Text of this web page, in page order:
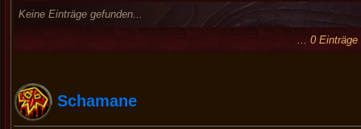
Keine Einträge gefunden...
... 0
Schamane